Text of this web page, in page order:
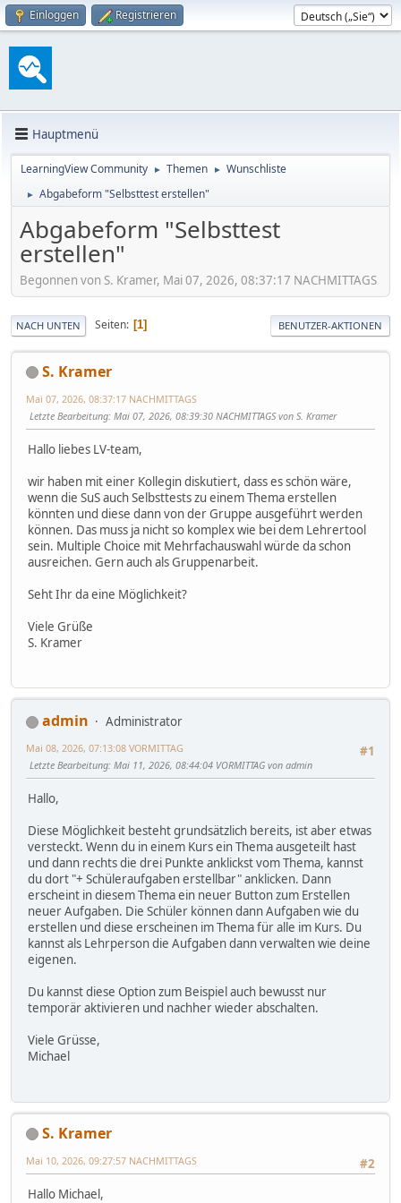
Einloggen Registrieren
Hauptmenü
LearningView Community ► Themen ► Wunschliste
► Abgabeform "Selbsttest erstellen"
Abgabeform "Selbsttest
erstellen"
Begonnen von S. Kramer, Mai 07, 2026, 08:37:17 NACHMITTAGS
NACH UNTEN Seiten 1 BENUTZER-AKTIONEN
S. Kramer
Mai 07, 2026, 08:37:17 NACHMITTAGS
Letzte Bearbeitung: Mai 07, 2026, 08:39:30 NACHMITTAGS von S. Kramer
Hallo liebes LV-team,
wir haben mit einer Kollegin diskutiert, dass es schön wäre,
wenn die SuS auch Selbsttests zu einem Thema erstellen
könnten und diese dann von der Gruppe ausgeführt werden
können. Das muss ja nicht so komplex wie bei dem Lehrertool
sein. Multiple Choice mit Mehrfachauswahl würde da schon
ausreichen. Gern auch als Gruppenarbeit.
Seht Ihr da eine Möglichkeit?
Viele Grüße
S. Kramer
admin
Administrator
#1
Mai 08, 2026, 07:13:08 VORMITTAG
Letzte Bearbeitung: Mai 11, 2026, 08:44:04 VORMITTAG von admin
Hallo,
Diese Möglichkeit besteht grundsätzlich bereits, ist aber etwas
versteckt. Wenn du in einem Kurs ein Thema ausgeteilt hast
und dann rechts die drei Punkte anklickst vom Thema, kannst
du dort "+ Schüleraufgaben erstellbar" anklicken. Dann
erscheint in diesem Thema ein neuer Button zum Erstellen
neuer Aufgaben. Die Schüler können dann Aufgaben wie du
erstellen und diese erscheinen im Thema für alle im Kurs. Du
kannst als Lehrperson die Aufgaben dann verwalten wie deine
eigenen.
Du kannst diese Option zum Beispiel auch bewusst nur
temporär aktivieren und nachher wieder abschalten.
Viele Grüsse,
Michael
S. Kramer
#2
Mai 10, 2026, 09:27:57 NACHMITTAGS
Hallo Michael,